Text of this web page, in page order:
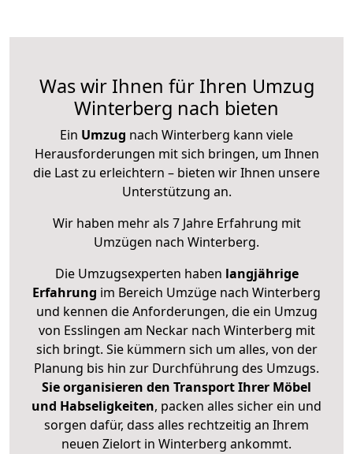
Was wir Ihnen für Ihren Umzug
Winterberg nach bieten
Ein Umzug nach Winterberg kann viele
Herausforderungen mit sich bringen, um Ihnen
die Last zu erleichtern – bieten wir Ihnen unsere
Unterstützung an.
Wir haben mehr als 7 Jahre Erfahrung mit
Umzügen nach Winterberg.
Die Umzugsexperten haben langjährige
Erfahrung im Bereich Umzüge nach Winterberg
und kennen die Anforderungen, die ein Umzug
von Esslingen am Neckar nach Winterberg mit
sich bringt. Sie kümmern sich um alles, von der
Planung bis hin zur Durchführung des Umzugs.
Sie organisieren den Transport Ihrer Möbel
und Habseligkeiten, packen alles sicher ein und
sorgen dafür, dass alles rechtzeitig an Ihrem
neuen Zielort in Winterberg ankommt.